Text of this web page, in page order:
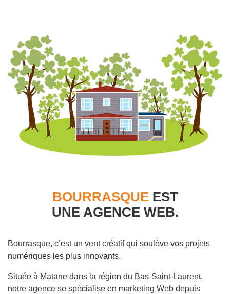
BOURRASQUEEST
UNE AGENCE WEB.
Bourrasque, c’est un vent créatif qui soulève vos projets
numériques les plus innovants.
Située à Matane dans la région du Bas-Saint-Laurent,
notre agence se spécialise en marketing Web depuis